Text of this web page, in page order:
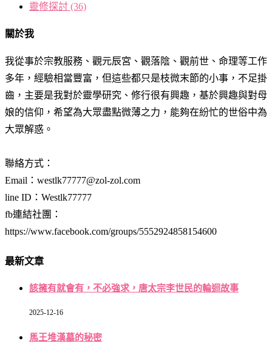
靈修探討 (36)
關於我
我從事於宗教服務、觀元辰宮、觀落陰、觀前世、命理等工作
多年，經驗相當豐富，但這些都只是枝微末節的小事，不足掛
齒，主要是我對於靈學研究、修行很有興趣，基於興趣與對母
娘的信仰，希望為大眾盡點微薄之力，能夠在紛忙的世俗中為
大眾解惑。
聯絡方式：
Email：westlk77777@zol-zol.com
line ID：Westlk77777
fb連結社團：
https://www.facebook.com/groups/5552924858154600
最新文章
該擁有就會有，不必強求，唐太宗李世民的輪迴故事
2025-12-16
馬王堆漢墓的秘密